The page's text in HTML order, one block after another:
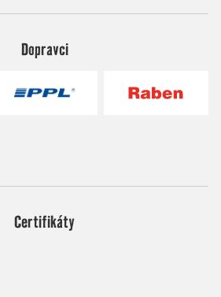
Dopravci
Certifikáty